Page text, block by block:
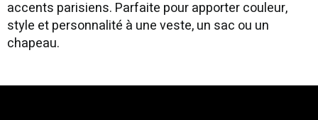
accents parisiens. Parfaite pour apporter couleur,
style et personnalité à une veste, un sac ou un
chapeau.